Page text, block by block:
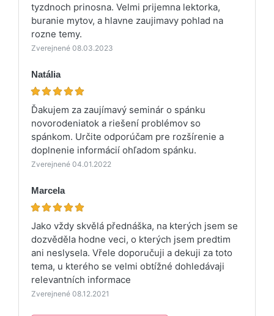
tyzdnoch prinosna. Velmi prijemna lektorka,
buranie mytov, a hlavne zaujimavy pohlad na
rozne temy.
Zverejnené 08.03.2023
Natália
Ďakujem za zaujímavý seminár o spánku
novorodeniatok a riešení problémov so
spánkom. Určite odporúčam pre rozšírenie a
doplnenie informácií ohľadom spánku.
Zverejnené 04.01.2022
Marcela
Jako vždy skvělá přednáška, na kterých jsem se
dozvěděla hodne veci, o kterých jsem predtim
ani neslysela. Vřele doporučuji a dekuji za toto
tema, u kterého se velmi obtížné dohledávaji
relevantních informace
Zverejnené 08.12.2021